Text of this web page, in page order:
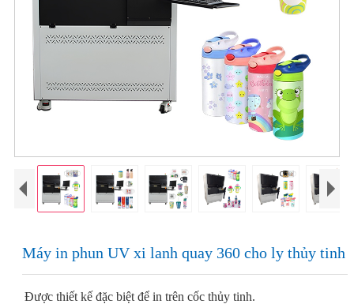
Máy in phun UV xi lanh quay 360 cho ly thủy tinh
Được thiết kế đặc biệt để in trên cốc thủy tinh.